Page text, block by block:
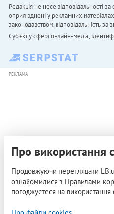
Редакція не несе відповідальності
оприлюднені у рекламних
законодавством, відповідальність
Cуб'єкт у сфері онлайн-медіа;
РЕКЛАМА
Про використання
Продовжуючи переглядати
ознайомилися з Правилами
погоджуєтеся на використання